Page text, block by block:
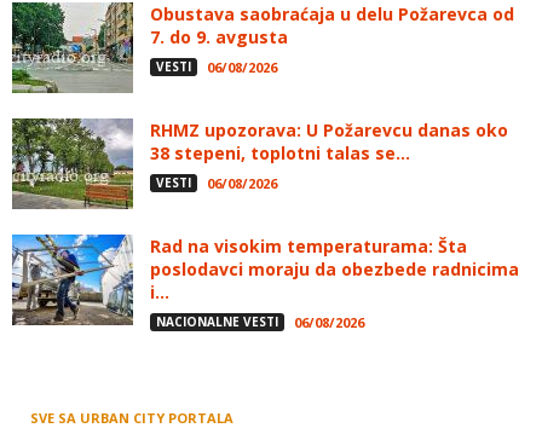
Obustava saobraćaja u delu Požarevca od
7. do 9. avgusta
VESTI 06/08/2026
RHMZ upozorava: U Požarevcu danas oko
38 stepeni, toplotni talas se...
VESTI 06/08/2026
Rad na visokim temperaturama: Šta
poslodavci moraju da obezbede radnicima
i...
NACIONALNE VESTI 06/08/2026
SVE SA URBAN CITY PORTALA